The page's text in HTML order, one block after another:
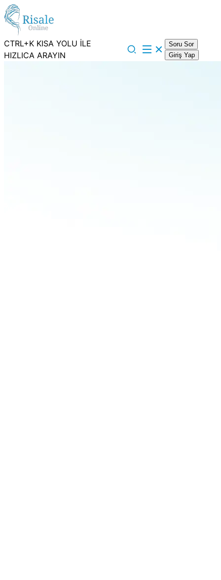
CTRL+K KISA YOLU İLE
HIZLICA ARAYIN
Soru Sor
Giriş Yap